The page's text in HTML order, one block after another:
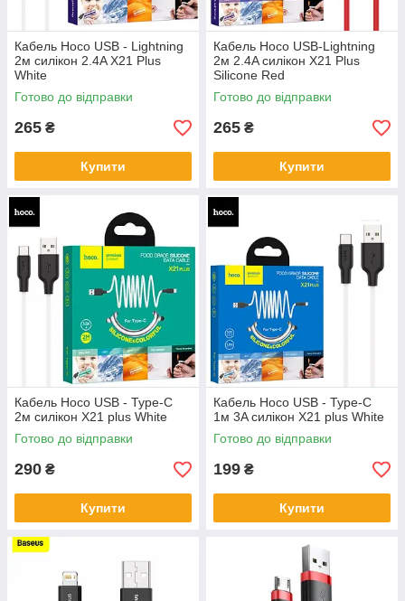
Кабель Hoco USB - Lightning
2м силікон 2.4A X21 Plus
White
Готово до відправки
265 ₴
Купити
Кабель Hoco USB-Lightning
2м 2.4A силікон X21 Plus
Silicone Red
Готово до відправки
265 ₴
Купити
Кабель Hoco USB - Type-C
2м силікон X21 plus White
Готово до відправки
290 ₴
Купити
Кабель Hoco USB - Type-C
1м 3A силікон X21 plus White
Готово до відправки
199 ₴
Купити